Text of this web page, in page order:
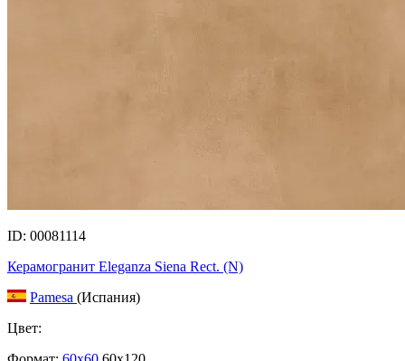
ID: 00081114
Керамогранит Eleganza Siena Rect. (N)
Pamesa (Испания)
Цвет: